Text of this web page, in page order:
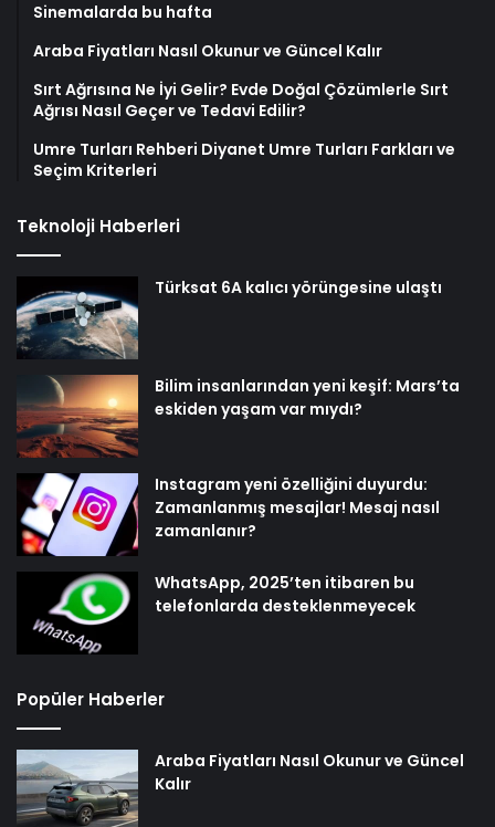
Sinemalarda bu hafta
Araba Fiyatları Nasıl Okunur ve Güncel Kalır
Sırt Ağrısına Ne İyi Gelir? Evde Doğal Çözümlerle Sırt
Ağrısı Nasıl Geçer ve Tedavi Edilir?
Umre Turları Rehberi Diyanet Umre Turları Farkları ve
Seçim Kriterleri
Teknoloji Haberleri
Türksat 6A kalıcı yörüngesine ulaştı
Bilim insanlarından yeni keşif: Mars’ta
eskiden yaşam var mıydı?
Instagram yeni özelliğini duyurdu:
Zamanlanmış mesajlar! Mesaj nasıl
zamanlanır?
WhatsApp, 2025’ten itibaren bu
telefonlarda desteklenmeyecek
Popüler Haberler
Araba Fiyatları Nasıl Okunur ve Güncel
Kalır